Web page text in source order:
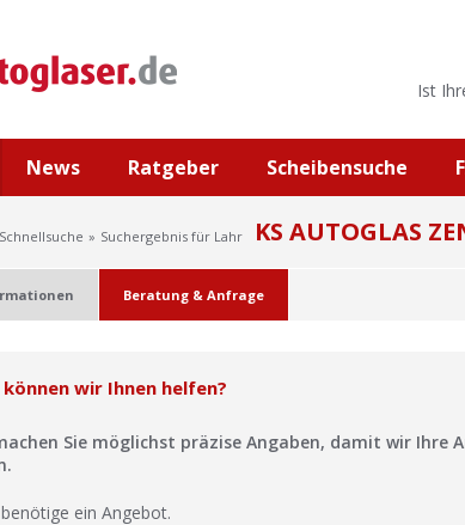
Ist
News Ratgeber Scheibensuche
Schnellsuche Suchergebnis für Lahr KS AUTOGLAS
Beratung & Anfrage
können wir Ihnen helfen?
Sie möglichst präzise Angaben, damit wir Ihre
ein Angebot.